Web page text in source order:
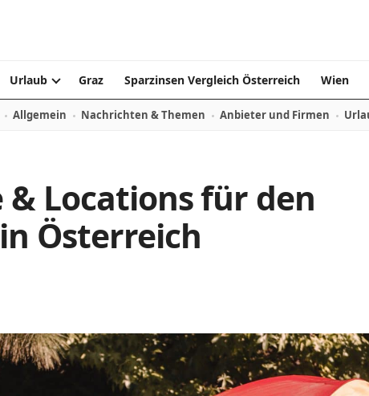
Urlaub Graz Sparzinsen Vergleich Österreich Wien
Allgemein Nachrichten & Themen Anbieter und Firmen
Locations für den
Österreich